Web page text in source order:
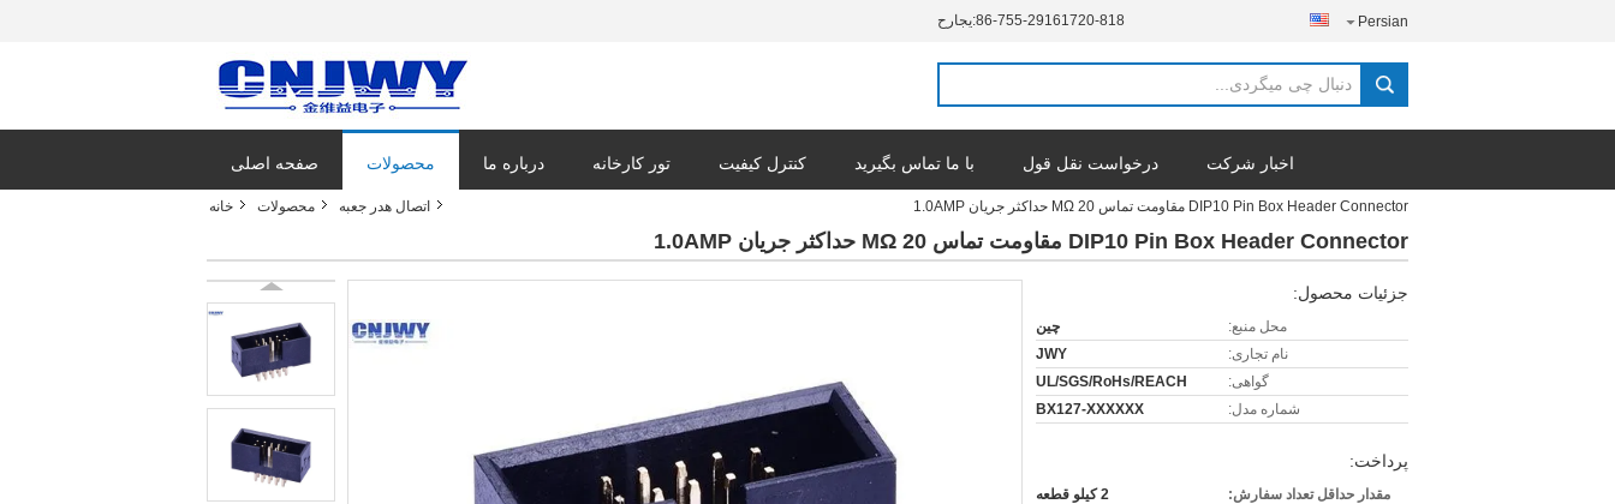
حراجی:86-755-29161720-818 Persian
صفحه اصلی محصولات درباره ما تور کارخانه کنترل کیفیت با ما تماس بگیرید درخواست نقل قول اخبار شرکت
خانه محصولات اتصال هدر جعبه DIP10 Pin Box Header Connector مقاومت تماس 20 MΩ حداکثر جریان 1.0AMP
DIP10 Pin Box Header Connector مقاومت تماس 20 MΩ حداکثر جریان 1.0AMP
جزئیات محصول:
محل منبع:
چین
نام تجاری:
JWY
گواهی:
UL/SGS/RoHs/REACH
شماره مدل:
BX127-XXXXXX
پرداخت:
مقدار حداقل تعداد سفارش:
2 کیلو قطعه